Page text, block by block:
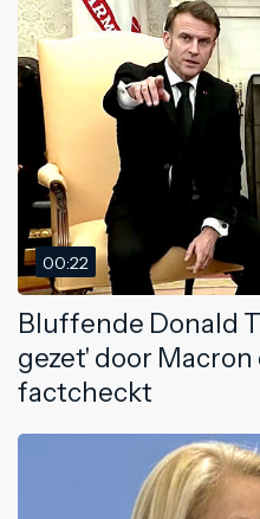
00:22
Bluffende Donald
gezet' door
factcheckt